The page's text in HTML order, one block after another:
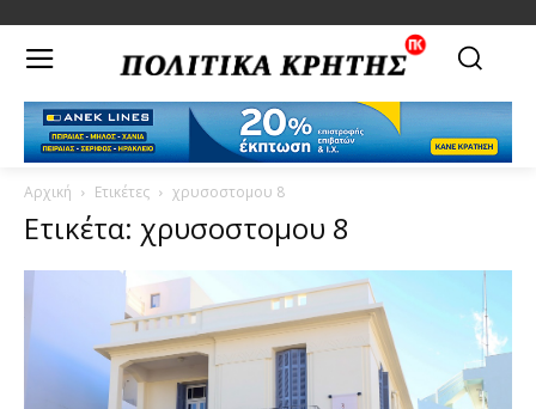
Αρχική Ετικέτες χρυσοστομου 8
Ετικέτα: χρυσοστομου 8